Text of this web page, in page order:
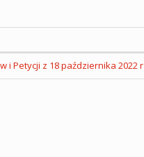
i Petycji z 18 października 2022 r